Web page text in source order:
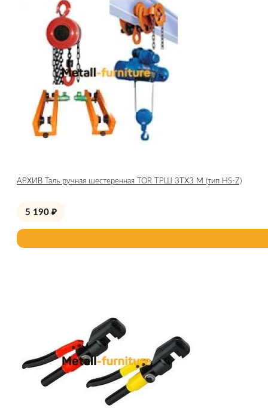
АРХИВ Таль ручная шестеренная TOR ТРШ 3ТХ3 М (тип HS-Z)
5 190 ₽